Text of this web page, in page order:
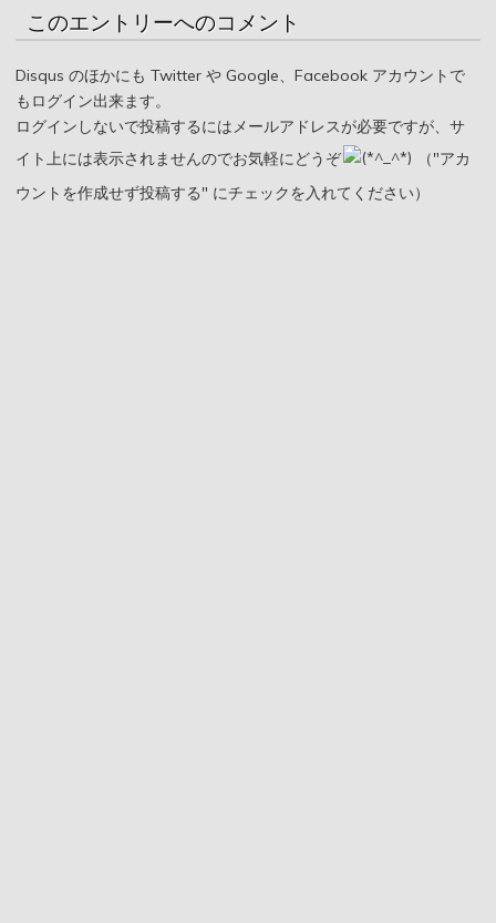
このエントリーへのコメント
Disqus のほかにも Twitter や Google、Facebook アカウントで
もログイン出来ます。
ログインしないで投稿するにはメールアドレスが必要ですが、サ
イト上には表示されませんのでお気軽にどうぞ
（"アカ
ウントを作成せず投稿する" にチェックを入れてください）